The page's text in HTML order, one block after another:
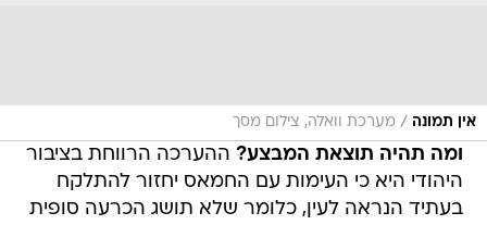
אין תמונה / מערכת וואלה, צילום מסך
ומה תהיה תוצאת המבצע? ההערכה הרווחת בציבור
היהודי היא כי העימות עם החמאס יחזור להתלקח
בעתיד הנראה לעין, כלומר שלא תושג הכרעה סופית